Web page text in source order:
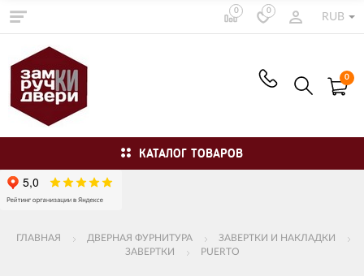
0 0
RUB
0
КАТАЛОГ ТОВАРОВ
ГЛАВНАЯ ДВЕРНАЯ ФУРНИТУРА
ЗАВЕРТКИ И НАКЛАДКИ
ЗАВЕРТКИ
PUERTO